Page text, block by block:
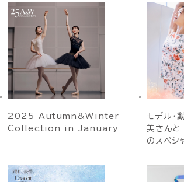
2025 Autumn&Winter
Collection in January
モデル・
美さん
のスペシ